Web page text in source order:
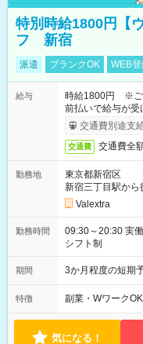
特別時給1800円【
フ 新宿
派遣 ブランクOK WEB
給与
時給1800円 ※ご
前払いで給与が受
交通費別途支
交通費 交通費全
勤務地
東京都新宿区
新宿三丁目駅から
Valextra
勤務時間
09:30～20:30 実働7.5時間／休憩1.5時間 営業時間に合わせた
シフト制
期間 3か月程度の短期
特徴 副業・WワークOK
気になる！